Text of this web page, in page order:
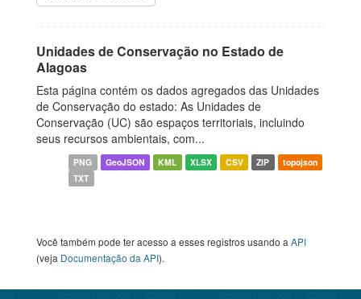
Unidades de Conservação no Estado de
Alagoas
Esta página contém os dados agregados das Unidades
de Conservação do estado: As Unidades de
Conservação (UC) são espaços territoriais, incluindo
seus recursos ambientais, com...
PNG GeoJSON KML XLSX CSV ZIP
topojson
TXT
Você também pode ter acesso a esses registros usando a API
(veja Documentação da API).